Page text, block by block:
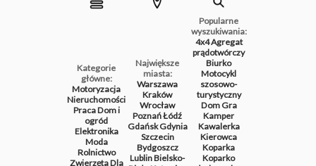
Kategorie
główne:
Motoryzacja
Nieruchomości
PracaDom i
ogród
Elektronika
Moda
Rolnictwo
ZwierzętaDla
Największe
miasta:
Warszawa
Kraków
Wrocław
PoznańŁódź
GdańskGdynia
Szczecin
Bydgoszcz
LublinBielsko-
Popularne
wyszukiwania:
4x4Agregat
prądotwórczy
Biurko
Motocykl
szosowo-
turystyczny
DomGra
Kamper
Kawalerka
Kierowca
Koparka
Koparko